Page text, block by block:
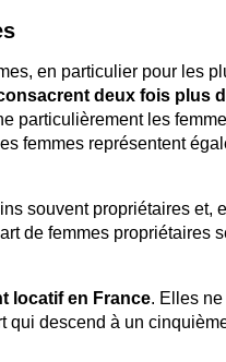
en particulier pour les
deux fois plus
particulièrement les
femmes représentent
souvent propriétaires et,
de femmes propriétaires
locatif en France. Elles
qui descend à un